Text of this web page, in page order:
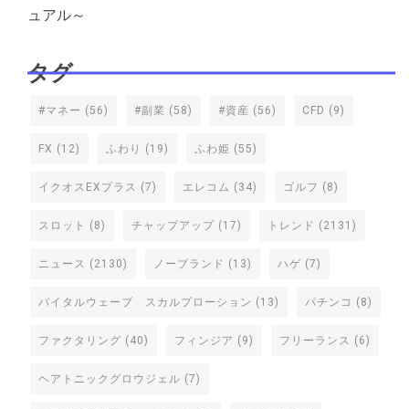
ュアル～
タグ
#マネー (56) #副業 (58) #資産 (56) CFD (9)
FX (12) ふわり (19) ふわ姫 (55)
イクオスEXプラス (7) エレコム (34) ゴルフ (8)
スロット (8) チャップアップ (17) トレンド (2131)
ニュース (2130) ノーブランド (13) ハゲ (7)
バイタルウェーブ スカルプローション (13) パチンコ (8)
ファクタリング (40) フィンジア (9) フリーランス (6)
ヘアトニックグロウジェル (7)